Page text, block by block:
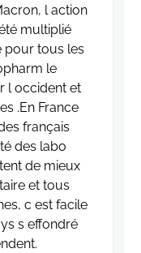
l action
multiplié
pour tous les
le
l occident et
.En France
français
des labo
de mieux
et tous
c est facile
s effondré